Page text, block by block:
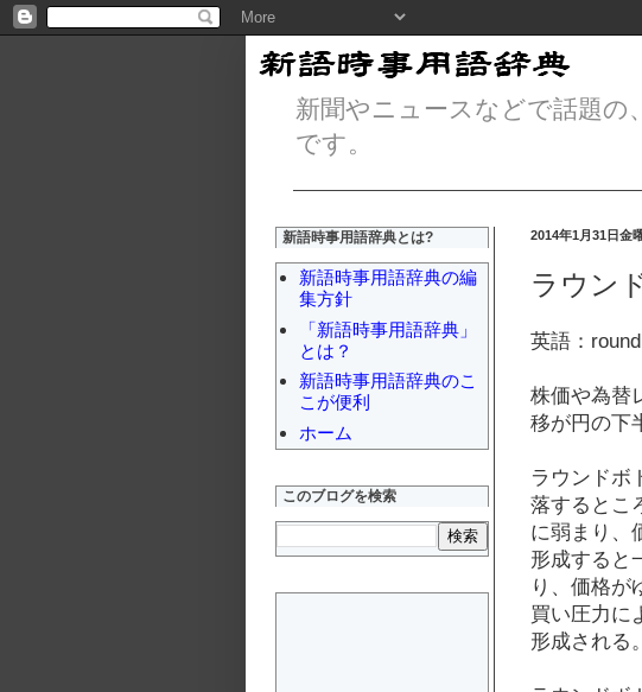
新聞やニュースなどで話題の
です。
2014年1月31日金
ラウン
英語：
株価や為替
移が円の下
ラウンドボ
落するとこ
に弱まり、
形成すると
り、価格が
買い圧力に
形成される。
新語時事用語辞典とは?
新語時事用語辞典の編
集方針
「新語時事用語辞典」
とは？
新語時事用語辞典のこ
こが便利
ホーム
このブログを検索